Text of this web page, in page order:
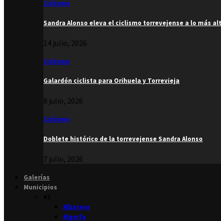
Ciclismo
Sandra Alonso eleva el ciclismo torrevejense a lo más
14 julio, 2026
Ciclismo
Galardón ciclista para Orihuela y Torrevieja
8 julio, 2026
Ciclismo
Doblete histórico de la torrevejense Sandra Alonso
7 julio, 2026
Galerías
Municipios
Albatera
Algorfa